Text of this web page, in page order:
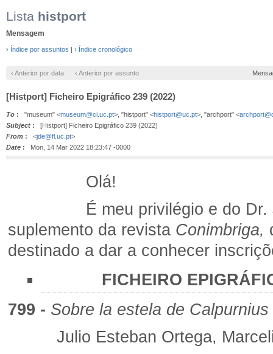
Lista histport
Mensagem
› Índice por assuntos | › Índice cronológico
‹ Anterior por data ‹ Anterior por assunto
[Histport] Ficheiro Epigráfico 239 (2022)
To : "museum" <museum@ci.uc.pt>, "histport" <histport@uc.pt>, "archport" <
Subject : [Histport] Ficheiro Epigráfico 239 (2022)
From : <jde@fl.uc.pt>
Date : Mon, 14 Mar 2022 18:23:47 -0000
Olá!
É meu privilégio e do Dr. José
suplemento da revista Conimbriga,
destinado a dar a conhecer
FICHEIRO
799 - Sobre la estela de
Julio Esteban Ortega,